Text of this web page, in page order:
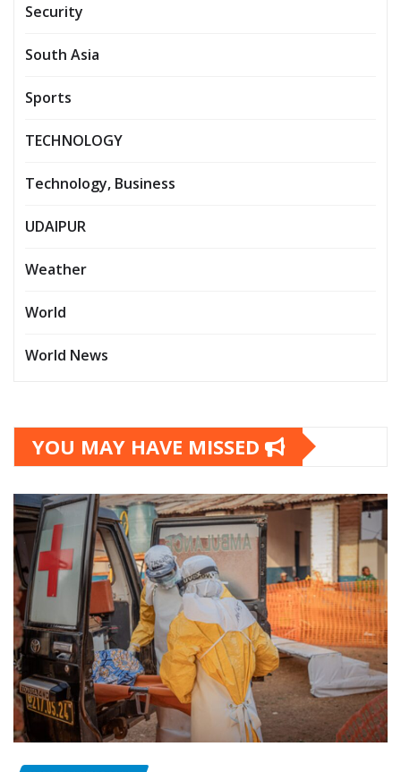
Security
South Asia
Sports
TECHNOLOGY
Technology, Business
UDAIPUR
Weather
World
World News
YOU MAY HAVE MISSED